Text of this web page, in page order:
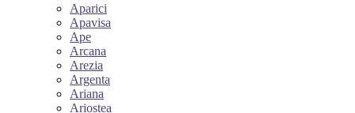
Aparici
Apavisa
Ape
Arcana
Arezia
Argenta
Ariana
Ariostea